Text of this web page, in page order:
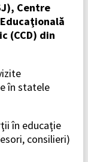
Centre
(CCD) din
în statele
în educaţie
consilieri)